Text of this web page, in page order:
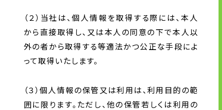
（２）当社は、個人情報を取得する際には、本人
から直接取得し、又は本人の同意の下で本人以
外の者から取得する等適法かつ公正な手段によ
って取得いたします。
（３）個人情報の保管又は利用は、利用目的の範
囲に限ります。ただし、他の保管若しくは利用の